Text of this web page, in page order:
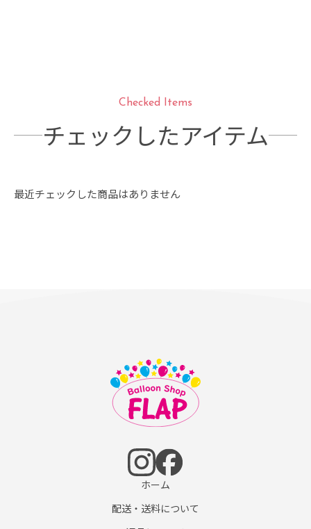
Checked Items
チェックしたアイテム
最近チェックした商品はありません
ホーム
配送・送料について